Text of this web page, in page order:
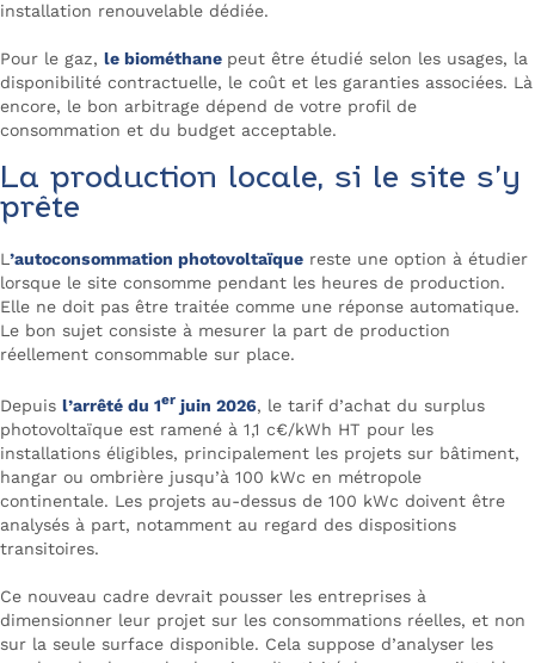
installation renouvelable dédiée.
Pour le gaz, le biométhane peut être étudié selon les usages, la
disponibilité contractuelle, le coût et les garanties associées. Là
encore, le bon arbitrage dépend de votre profil de
consommation et du budget acceptable.
La production locale, si le site s’y
prête
L ’autoconsommation photovoltaïque reste une option à étudier
lorsque le site consomme pendant les heures de production.
Elle ne doit pas être traitée comme une réponse automatique.
Le bon sujet consiste à mesurer la part de production
réellement consommable sur place.
Depuis l’arrêté du 1er juin 2026, le tarif d’achat du surplus
photovoltaïque est ramené à 1,1 c€/kWh HT pour les
installations éligibles, principalement les projets sur bâtiment,
hangar ou ombrière jusqu’à 100 kWc en métropole
continentale. Les projets au-dessus de 100 kWc doivent être
analysés à part, notamment au regard des dispositions
transitoires.
Ce nouveau cadre devrait pousser les entreprises à
dimensionner leur projet sur les consommations réelles, et non
sur la seule surface disponible. Cela suppose d’analyser les